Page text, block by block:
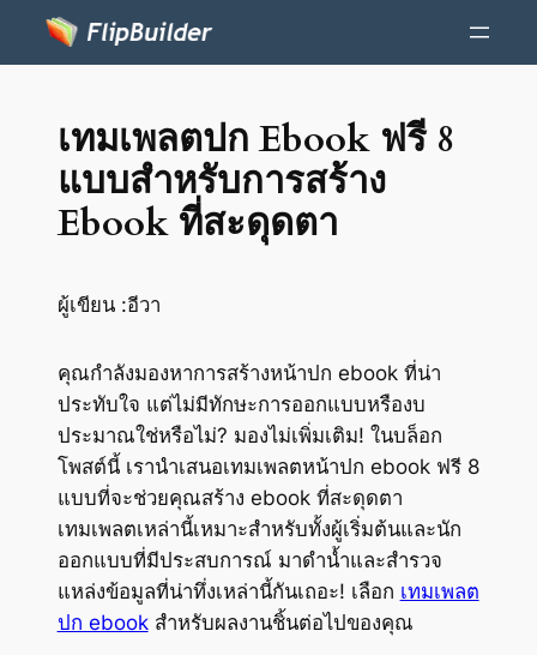
เทมเพลตปก Ebook ฟรี 8
แบบสำหรับการสร้าง
Ebook ที่สะดุดตา
ผู้เขียน :อีวา
คุณกำลังมองหาการสร้างหน้าปก ebook ที่น่า
ประทับใจ แต่ไม่มีทักษะการออกแบบหรืองบ
ประมาณใช่หรือไม่? มองไม่เพิ่มเติม! ในบล็อก
โพสต์นี้ เรานำเสนอเทมเพลตหน้าปก ebook ฟรี 8
แบบที่จะช่วยคุณสร้าง ebook ที่สะดุดตา
เทมเพลตเหล่านี้เหมาะสำหรับทั้งผู้เริ่มต้นและนัก
ออกแบบที่มีประสบการณ์ มาดำน้ำและสำรวจ
แหล่งข้อมูลที่น่าทึ่งเหล่านี้กันเถอะ! เลือก เทมเพลต
ปก ebookสำหรับผลงานชิ้นต่อไปของคุณ